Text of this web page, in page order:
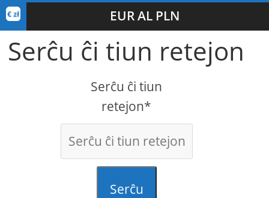
EUR AL PLN
Serĉu ĉi tiun retejon
Serĉu ĉi tiun
retejon*
Serĉu